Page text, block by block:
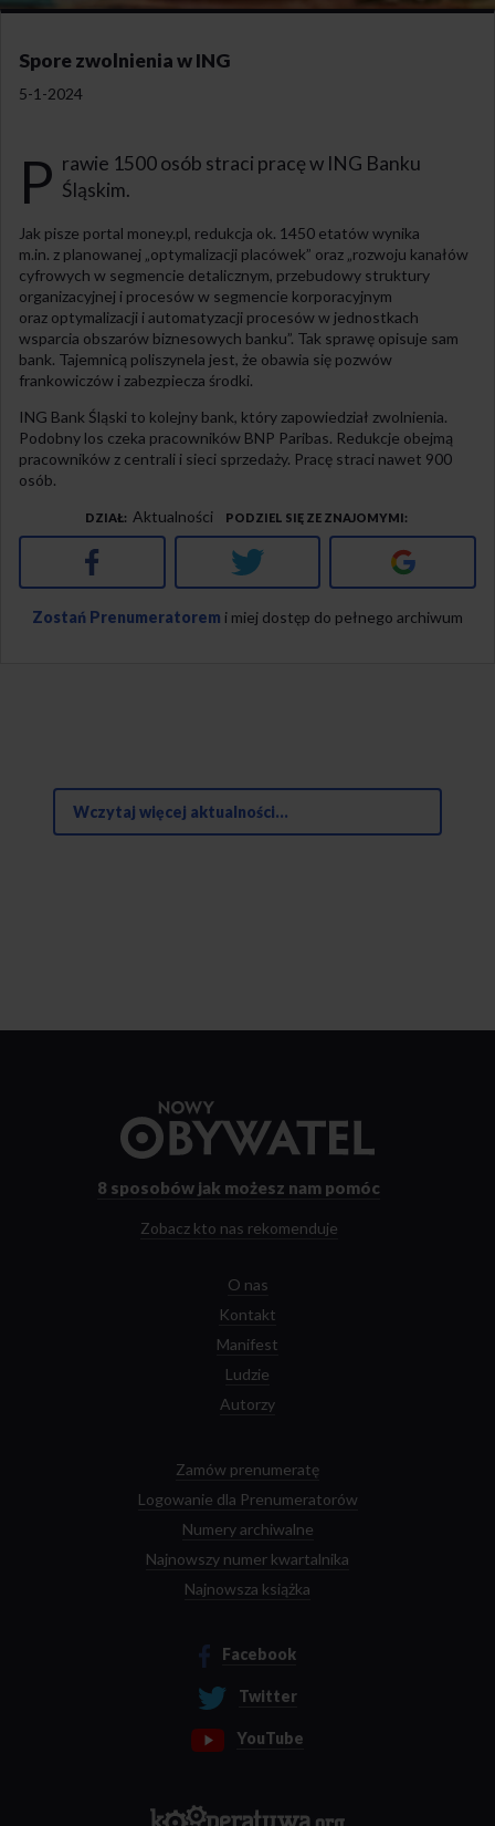
Spore zwolnienia w ING
5-1-2024
P rawie 1500 osób straci pracę w ING Banku
Śląskim.
Jak pisze portal money.pl, redukcja ok. 1450 etatów wynika
m.in. z planowanej „optymalizacji placówek” oraz „rozwoju kanałów
cyfrowych w segmencie detalicznym, przebudowy struktury
organizacyjnej i procesów w segmencie korporacyjnym
oraz optymalizacji i automatyzacji procesów w jednostkach
wsparcia obszarów biznesowych banku”. Tak sprawę opisuje sam
bank. Tajemnicą poliszynela jest, że obawia się pozwów
frankowiczów i zabezpiecza środki.
ING Bank Śląski to kolejny bank, który zapowiedział zwolnienia.
Podobny los czeka pracowników BNP Paribas. Redukcje obejmą
pracowników z centrali i sieci sprzedaży. Pracę straci nawet 900
osób.
DZIAŁ Aktualności PODZIEL SIĘ ZE ZNAJOMYMI
Facebook Twitter Google+
Zostań Prenumeratorem i miej dostęp do pełnego archiwum
Wczytaj więcej aktualności...
strony
8 sposobów jak możesz nam pomóc
Zobacz kto nas rekomenduje
O nas
Kontakt
Manifest
Ludzie
Autorzy
Zamów prenumeratę
Logowanie dla Prenumeratorów
Numery archiwalne
Najnowszy numer kwartalnika
Najnowsza książka
Facebook
Twitter
YouTube